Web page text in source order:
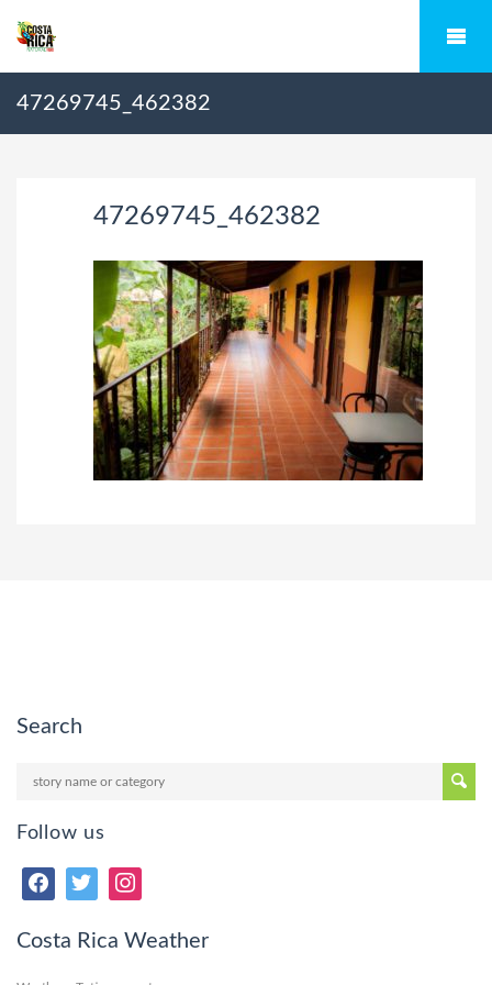
47269745_462382
47269745_462382
Search
Follow us
Costa Rica Weather